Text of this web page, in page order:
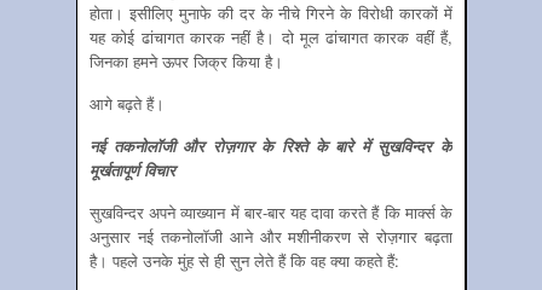
होता। इसीलिए मुनाफे की दर के नीचे गिरने के विरोधी कारकों में
यह कोई ढांचागत कारक नहीं है। दो मूल ढांचागत कारक वहीं हैं,
जिनका हमने ऊपर जिक्र किया है।
आगे बढ़ते हैं।
नई तकनोलॉजी और रोज़गार के रिश्‍ते के बारे में सुखविन्‍दर के
मूर्खतापूर्ण विचार
सुखविन्‍दर अपने व्‍याख्‍यान में बार-बार यह दावा करते हैं कि मार्क्‍स के
अनुसार नई तकनोलॉजी आने और मशीनीकरण से रोज़गार बढ़ता
है। पहले उनके मुंह से ही सुन लेते हैं कि वह क्‍या कहते हैं: